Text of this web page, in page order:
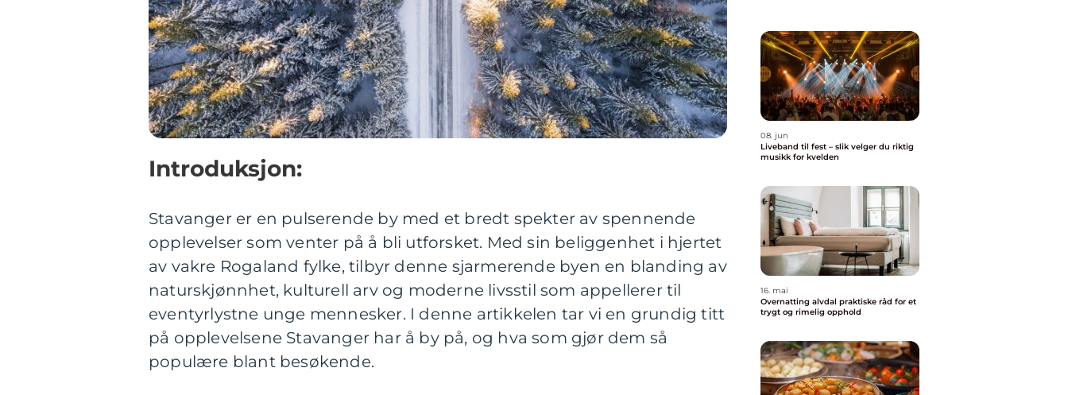
Introduksjon:
Stavanger er en pulserende by med et bredt spekter av spennende
opplevelser som venter på å bli utforsket. Med sin beliggenhet i hjertet
av vakre Rogaland fylke, tilbyr denne sjarmerende byen en blanding av
naturskjønnhet, kulturell arv og moderne livsstil som appellerer til
eventyrlystne unge mennesker. I denne artikkelen tar vi en grundig titt
på opplevelsene Stavanger har å by på, og hva som gjør dem så
populære blant besøkende.
08. jun
Liveband til fest – slik velger du riktig
musikk for kvelden
16. mai
Overnatting alvdal praktiske råd for et
trygt og rimelig opphold